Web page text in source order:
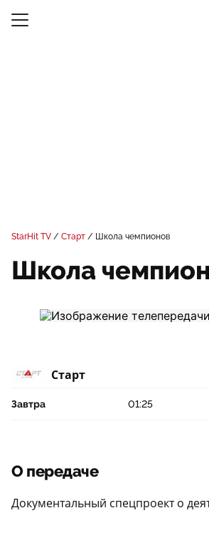
StarHit TV Старт Школа чемпионов
Школа
Старт
Завтра 01:25
О передаче
Документальный спецпроект о